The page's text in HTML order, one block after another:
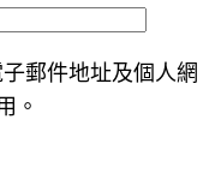
郵件地址及個人網
。